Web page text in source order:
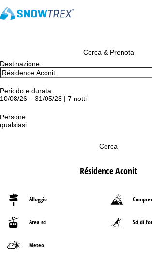
Cerca & Prenota
Destinazione
Periodo e durata
10/08/26 – 31/05/28 | 7 notti
Persone
qualsiasi
Cerca
Résidence Aconit
Alloggio
Area sci Sci di
Meteo